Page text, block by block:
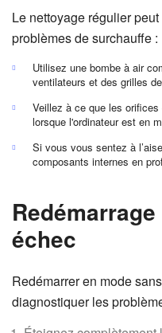
Le nettoyage régulier
problèmes de surchauffe :
Utilisez une bombe à air
ventilateurs et des grilles
Veillez à ce que les
lorsque l'ordinateur est en
Si vous vous sentez à
composants internes en
échec
Redémarrer en mode
diagnostiquer les